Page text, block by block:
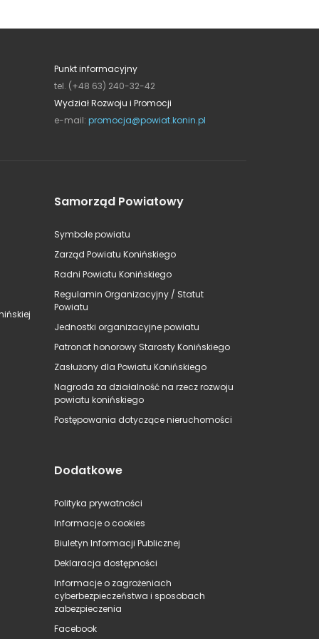
Punkt informacyjny
tel. (+48 63) 240-32-42
Wydział Rozwoju i Promocji
e-mail: promocja@powiat.konin.pl
Samorząd Powiatowy
Symbole powiatu
Zarząd Powiatu Konińskiego
Radni Powiatu Konińskiego
Regulamin Organizacyjny / Statut
Powiatu
Jednostki organizacyjne powiatu
Patronat honorowy Starosty Konińskiego
Zasłużony dla Powiatu Konińskiego
Nagroda za działalność na rzecz rozwoju
powiatu konińskiego
Postępowania dotyczące nieruchomości
Dodatkowe
Polityka prywatności
Informacje o cookies
Biuletyn Informacji Publicznej
Deklaracja dostępności
Informacje o zagrożeniach
cyberbezpieczeństwa i sposobach
zabezpieczenia
Facebook